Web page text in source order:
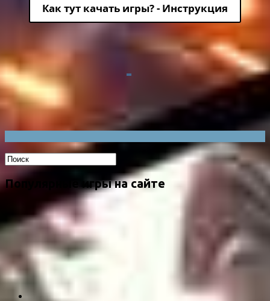
Как тут качать игры? - Инструкция
Популярные игры на сайте